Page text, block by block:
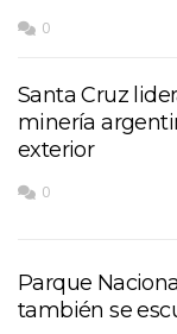
0
Santa Cruz
minería
exterior
0
Parque
también se